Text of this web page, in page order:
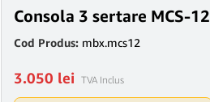
Consola 3 sertare MCS-12
Cod Produs: mbx.mcs12
3.050 lei TVA Inclus